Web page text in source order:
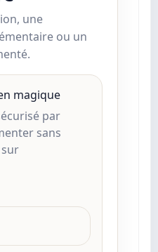
une
ou un
magique
par
sans